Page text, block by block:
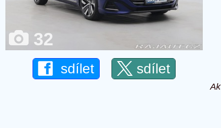
32
sdílet sdílet